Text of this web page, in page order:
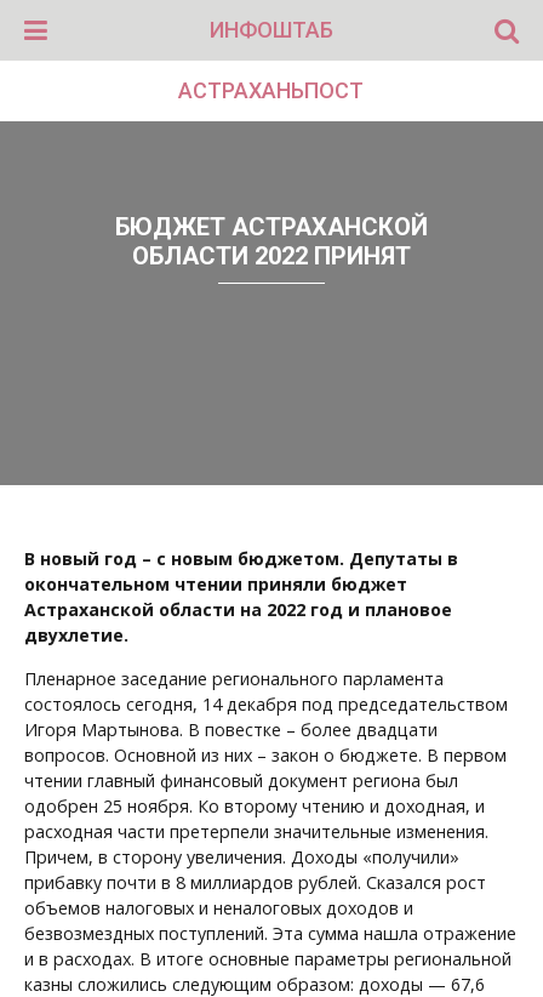
ИНФОШТАБ
АСТРАХАНЬПОСТ
БЮДЖЕТ АСТРАХАНСКОЙ
ОБЛАСТИ 2022 ПРИНЯТ
В новый год – с новым бюджетом. Депутаты в
окончательном чтении приняли бюджет
Астраханской области на 2022 год и плановое
двухлетие.
Пленарное заседание регионального парламента
состоялось сегодня, 14 декабря под председательством
Игоря Мартынова. В повестке – более двадцати
вопросов. Основной из них – закон о бюджете. В первом
чтении главный финансовый документ региона был
одобрен 25 ноября. Ко второму чтению и доходная, и
расходная части претерпели значительные изменения.
Причем, в сторону увеличения. Доходы «получили»
прибавку почти в 8 миллиардов рублей. Сказался рост
объемов налоговых и неналоговых доходов и
безвозмездных поступлений. Эта сумма нашла отражение
и в расходах. В итоге основные параметры региональной
казны сложились следующим образом: доходы — 67,6